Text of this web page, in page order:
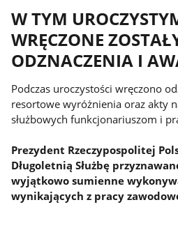
W TYM
WRĘCZONE
ODZNACZENIA I
Podczas uroczystości wręczono
resortowe wyróżnienia oraz akty
służbowych funkcjonariuszom i
Prezydent Rzeczypospolitej
Długoletnią Służbę
wyjątkowo sumienne
wynikających z pracy